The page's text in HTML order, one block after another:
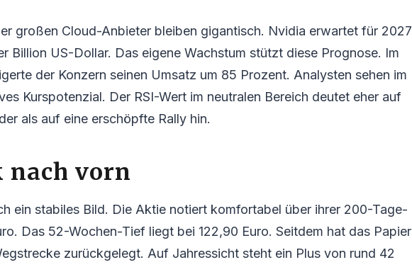
großen Cloud-Anbieter bleiben gigantisch. Nvidia erwartet für 2027
Billion US-Dollar. Das eigene Wachstum stützt diese Prognose. Im
der Konzern seinen Umsatz um 85 Prozent. Analysten sehen im
Kurspotenzial. Der RSI-Wert im neutralen Bereich deutet eher auf
als auf eine erschöpfte Rally hin.
nach vorn
ein stabiles Bild. Die Aktie notiert komfortabel über ihrer 200-Tage-
Das 52-Wochen-Tief liegt bei 122,90 Euro. Seitdem hat das Papier
zurückgelegt. Auf Jahressicht steht ein Plus von rund 42